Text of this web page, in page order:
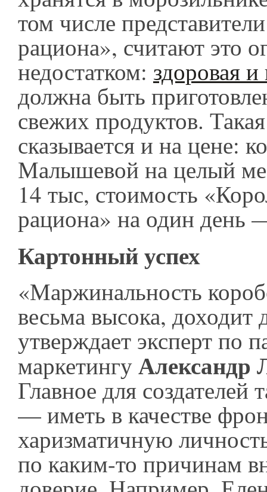
том числе
рациона», считают это
недостатком: здоровая и
должна быть
свежих продуктов.
сказывается и на цене:
Малышевой на целый
14 тыс, стоимость
рациона» на один день
Картонный успех
«Маржинальность
весьма высока,
утверждает эксперт по
маркетингуАлександр
Главное для создателей
— иметь в качестве
харизматичную
по каким-то причинам